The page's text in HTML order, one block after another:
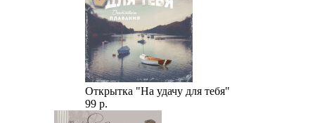
Открытка "На удачу для тебя"
99 р.